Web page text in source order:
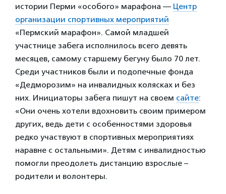
истории Перми «особого» марафона — Центр
организации спортивных мероприятий
«Пермский марафон». Самой младшей
участнице забега исполнилось всего девять
месяцев, самому старшему бегуну было 70 лет.
Среди участников были и подопечные фонда
«Дедморозим» на инвалидных колясках и без
них. Инициаторы забега пишут на своем сайте:
«Они очень хотели вдохновить своим примером
других, ведь дети с особенностями здоровья
редко участвуют в спортивных мероприятиях
наравне с остальными». Детям с инвалидностью
помогли преодолеть дистанцию взрослые –
родители и волонтеры.